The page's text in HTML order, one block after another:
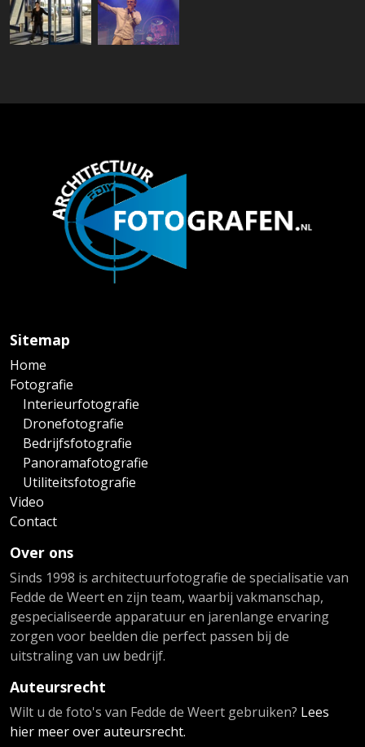
Sitemap
Home
Fotografie
Interieurfotografie
Dronefotografie
Bedrijfsfotografie
Panoramafotografie
Utiliteitsfotografie
Video
Contact
Over ons
Sinds 1998 is architectuurfotografie de specialisatie van
Fedde de Weert en zijn team, waarbij vakmanschap,
gespecialiseerde apparatuur en jarenlange ervaring
zorgen voor beelden die perfect passen bij de
uitstraling van uw bedrijf.
Auteursrecht
Wilt u de foto's van Fedde de Weert gebruiken? Lees
hier meer over auteursrecht.